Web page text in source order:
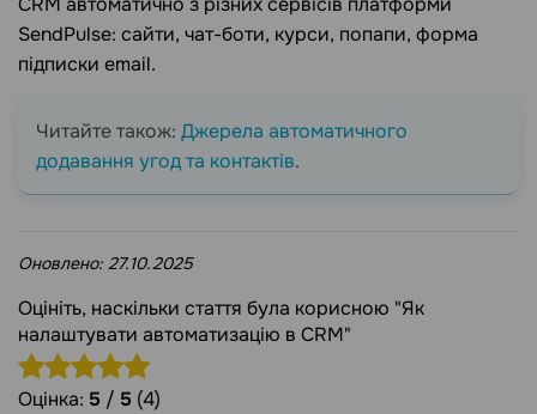
SendPulse: сайти, чат-боти, курси, попапи, форма
підписки email.
Читайте також: Джерела автоматичного
додавання угод та контактів.
Оновлено: 27.10.2025
Оцініть, наскільки стаття була корисною "Як
налаштувати автоматизацію в CRM"
Оцінка: 5 / 5 (4)